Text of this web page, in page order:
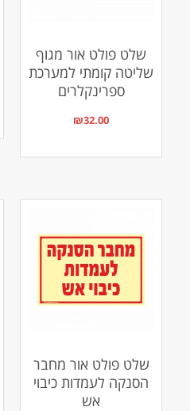
שלט פולט אור מגוף
שליטה קומתי למערכת
ספרינקלרים
₪32.00
שלט פולט אור מחבר
הסנקה לעמדות כיבוי
אש